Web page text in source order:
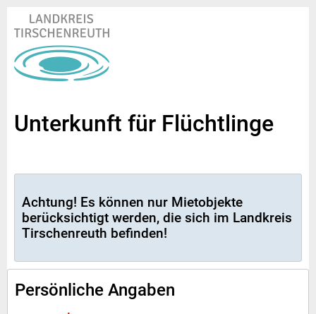
Unterkunft für Flüchtlinge
Achtung! Es können nur Mietobjekte
berücksichtigt werden, die sich im Landkreis
Tirschenreuth befinden!
Persönliche Angaben